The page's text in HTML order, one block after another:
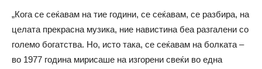
„Кога се сеќавам на тие години, се сеќавам, се разбира, на
целата прекрасна музика, ние навистина беа разгалени со
големо богатства. Но, исто така, се сеќавам на болката –
во 1977 година мирисаше на изгорени свеќи во една